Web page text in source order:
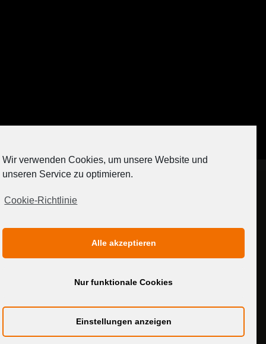
[contact-form-7 404 "Nicht gefunden"]
MEDIADATEN
Wir verwenden Cookies, um unsere Website und
unseren Service zu optimieren.
Cookie-Richtlinie
Alle akzeptieren
Nur funktionale Cookies
Einstellungen anzeigen